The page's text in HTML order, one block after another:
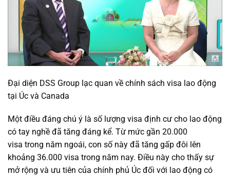
Đại diện DSS Group lạc quan về chính sách visa lao động
tại Úc và Canada
Một điều đáng chú ý là số lượng visa định cư cho lao động
có tay nghề đã tăng đáng kể. Từ mức gần 20.000
visa trong năm ngoái, con số này đã tăng gấp đôi lên
khoảng 36.000 visa trong năm nay. Điều này cho thấy sự
mở rộng và ưu tiên của chính phủ Úc đối với lao động có